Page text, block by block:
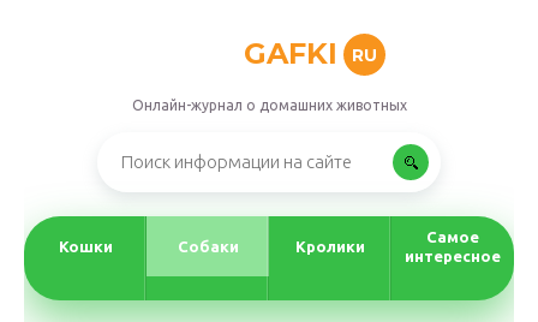
GAFKI RU
Онлайн-журнал о домашних животных
Кошки Собаки Кролики
Самое
интересное